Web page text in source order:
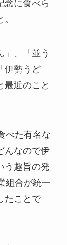
念に食べら
」、「並う
伊勢うど
最近のこと
べた有名な
んなので伊
う趣旨の発
組合が統一
たことで